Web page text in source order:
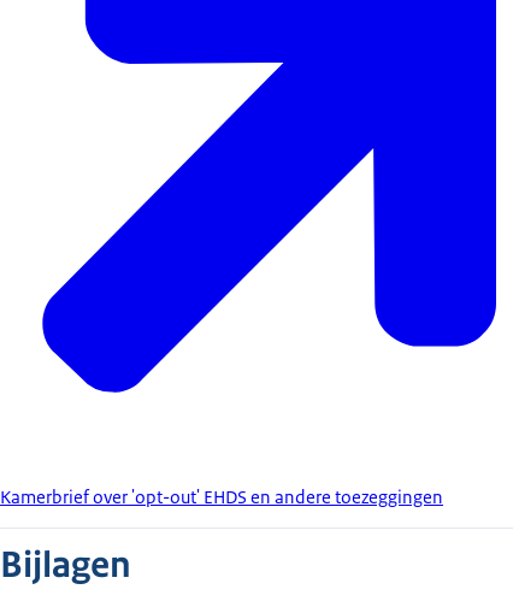
Kamerbrief over 'opt-out' EHDS en andere toezeggingen
Bijlagen